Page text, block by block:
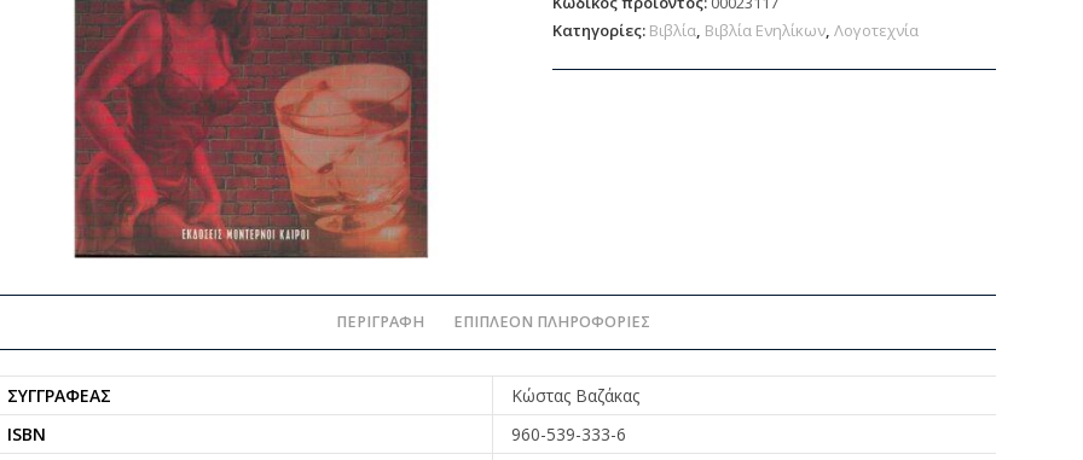
Κατηγορίες: Βιβλία, Βιβλία Ενηλίκων,Λογοτεχνία
ΠΕΡΙΓΡΑΦΉ ΕΠΙΠΛΈΟΝ ΠΛΗΡΟΦΟΡΊΕΣ
ΣΥΓΓΡΑΦΈΑΣ
Κώστας Βαζάκας
ISBN
960-539-333-6